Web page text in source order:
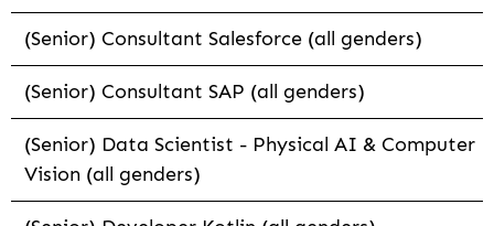
(Senior) Consultant Salesforce (all genders)
(Senior) Consultant SAP (all genders)
(Senior) Data Scientist - Physical AI & Computer
Vision (all genders)